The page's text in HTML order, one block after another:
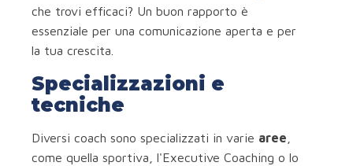
che trovi efficaci? Un buon rapporto è
essenziale per una comunicazione aperta e per
la tua crescita.
Specializzazioni e
tecniche
Diversi coach sono specializzati in varie aree
come quella sportiva, l'Executive Coaching o lo